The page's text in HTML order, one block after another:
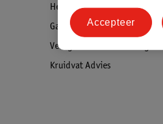
Herroepen & retourneren
Garantie
Veiligheidswaarschuwingen
Kruidvat Advies
Accepteer